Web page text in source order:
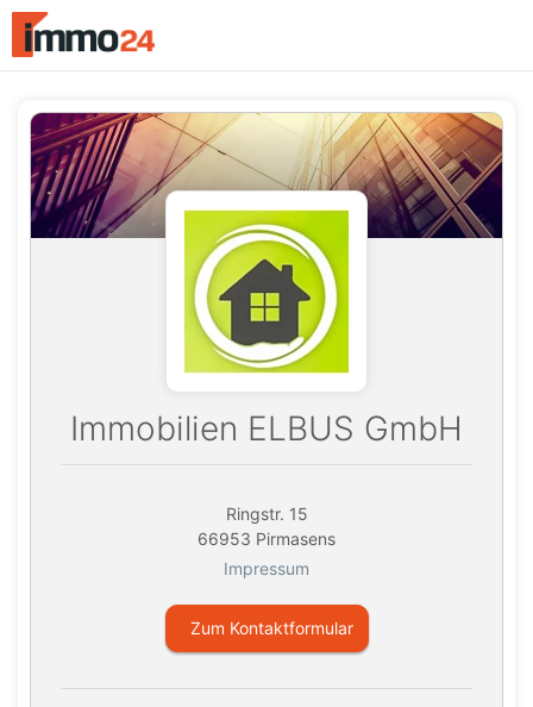
Accessibility
Modus
Navigation
zum
Inhalt
Immobilien ELBUS GmbH
Ringstr. 15
66953 Pirmasens
Impressum
Zum Kontaktformular